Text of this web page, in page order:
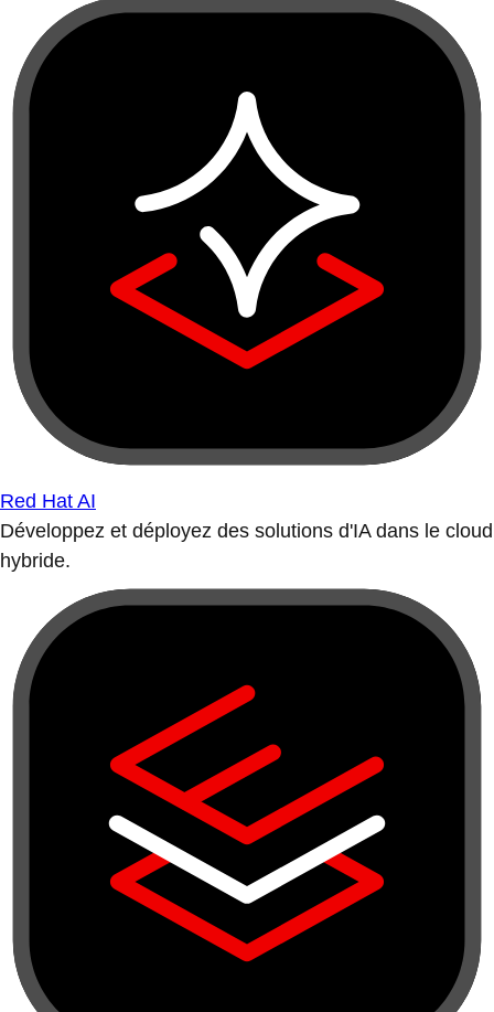
Red Hat AI
Développez et déployez des solutions d'IA dans le cloud
hybride.